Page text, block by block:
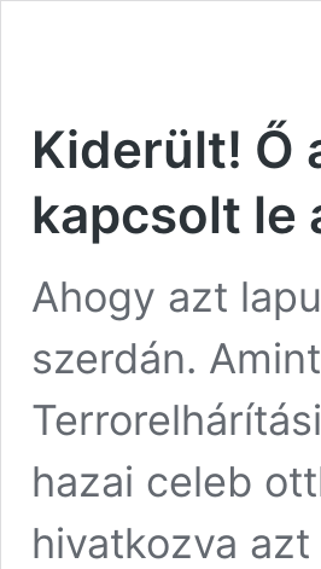
Kiderült! Ő
kapcsolt le
Ahogy azt
szerdán.
hazai celeb
hivatkozva